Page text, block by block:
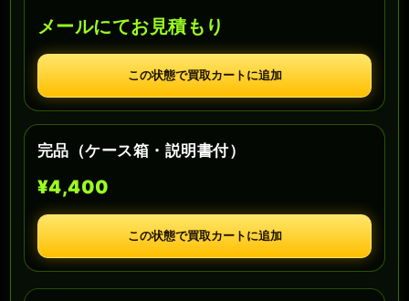
メールにてお見積もり
この状態で買取カートに追加
完品（ケース箱・説明書付）
¥4,400
この状態で買取カートに追加